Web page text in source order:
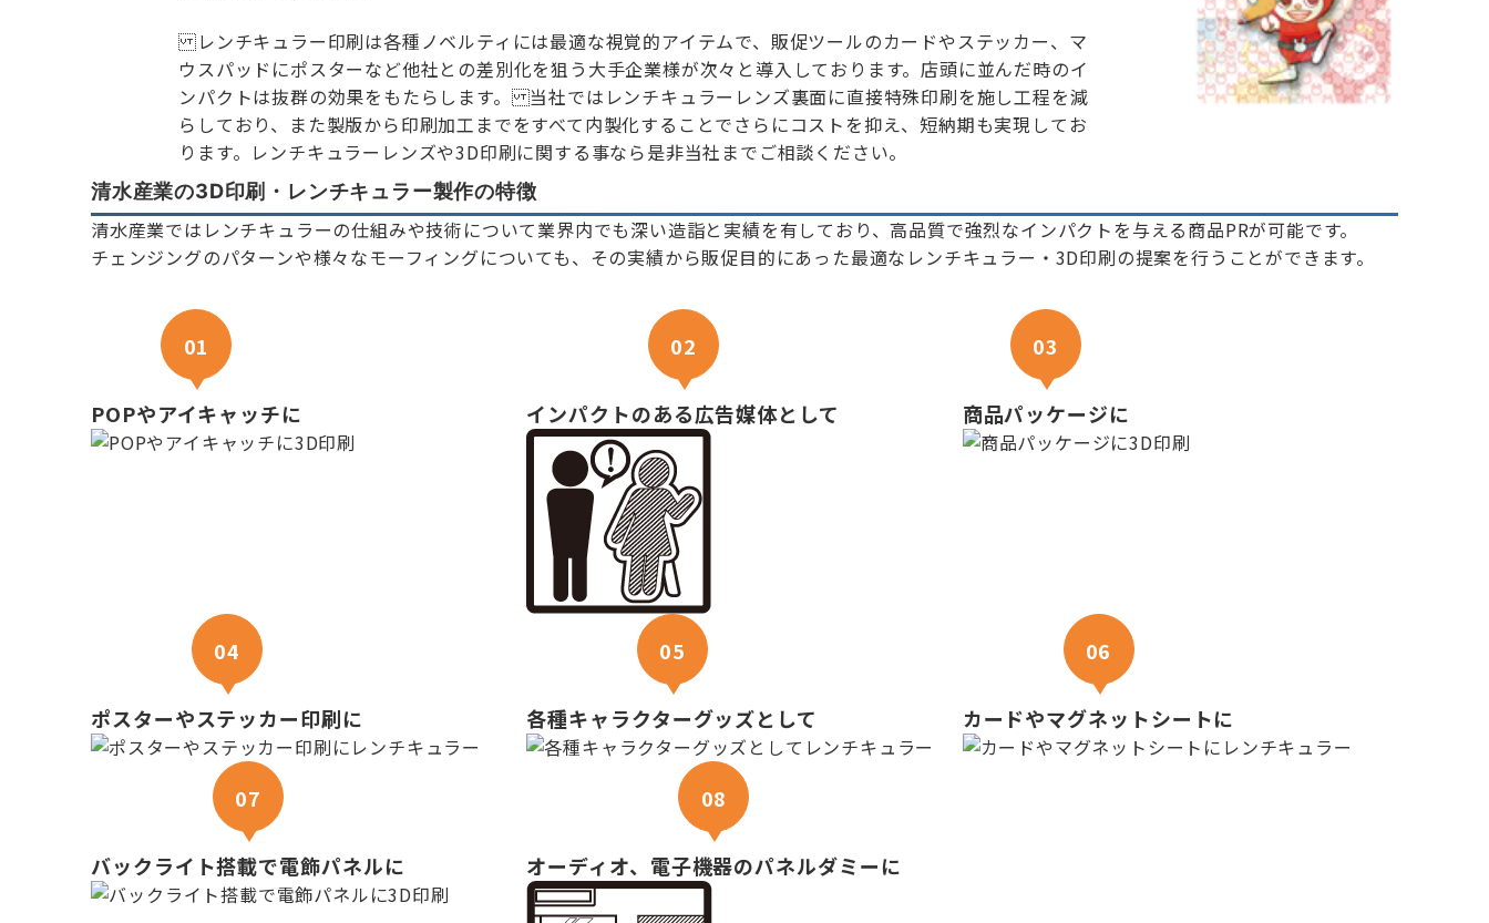
レンチキュラー印刷は各種ノベルティには最適な視覚的アイテムで、販促ツールのカードやステッカー、マ
ウスパッドにポスターなど他社との差別化を狙う大手企業様が次々と導入しております。店頭に並んだ時のイ
ンパクトは抜群の効果をもたらします。 当社ではレンチキュラーレンズ裏面に直接特殊印刷を施し工程を減
らしており、また製版から印刷加工までをすべて内製化することでさらにコストを抑え、短納期も実現してお
ります。レンチキュラーレンズや3D印刷に関する事なら是非当社までご相談ください。
清水産業の3D印刷・レンチキュラー製作の特徴
清水産業ではレンチキュラーの仕組みや技術について業界内でも深い造詣と実績を有しており、高品質で強烈なインパクトを与える商品PRが可能です。
チェンジングのパターンや様々なモーフィングについても、その実績から販促目的にあった最適なレンチキュラー・3D印刷の提案を行うことができます。
01
POPやアイキャッチに
02
インパクトのある広告媒体として
03
商品パッケージに
04
ポスターやステッカー印刷に
05
各種キャラクターグッズとして
06
カードやマグネットシートに
07
バックライト搭載で電飾パネルに
08
オーディオ、電子機器のパネルダミーに